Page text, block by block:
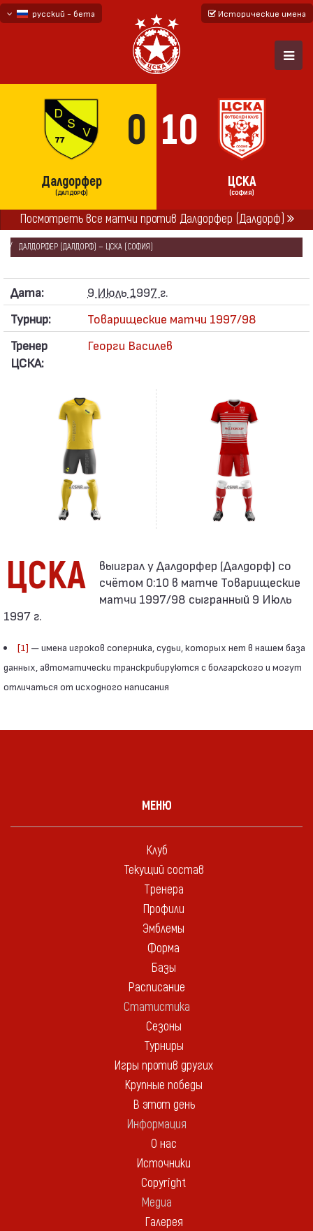
русский - бета
Исторические имена
0 10
Далдорфер
(ДАЛДОРФ)
ЦСКА
(СОФИЯ)
Посмотреть все матчи против Далдорфер (Далдорф)
ГЛАВНАЯ СЕЗОНЫ 1997/98
ТОВАРИЩЕСКИЕ МАТЧИ 1997/98
ДАЛДОРФЕР (ДАЛДОРФ) — ЦСКА (СОФИЯ)
Дата:
9 Июль 1997 г.
Турнир:
Товарищеские матчи 1997/98
Тренер
ЦСКА:
Георги Василев
ЦСКА
счётом 0:10 в матче Товарищеские
матчи 1997/98 сыгранный 9 Июль
1997 г.
[1] — имена игроков соперника, судьи, которых нет в нашем база
данных, автоматически транскрибируются с болгарского и могут
отличаться от исходного написания
МЕНЮ
Клуб
Текущий состав
Тренера
Профили
Эмблемы
Форма
Базы
Расписание
Статистика
Сезоны
Турниры
Игры против других
Крупные победы
В этот день
Информация
О нас
Источники
Copyright
Медиа
Галерея